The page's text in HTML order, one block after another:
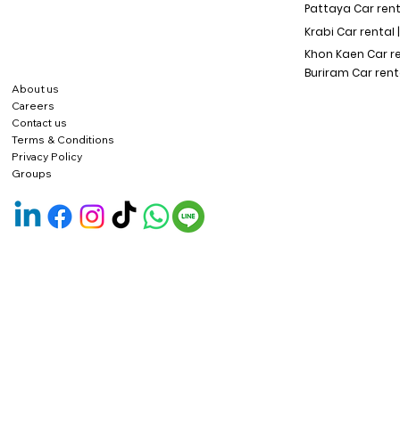
About us
Careers
Contact us
Terms & Conditions
Privacy Policy
Pattaya Car
Krabi Car rental |
Khon Kaen Car
Buriram Car
Groups